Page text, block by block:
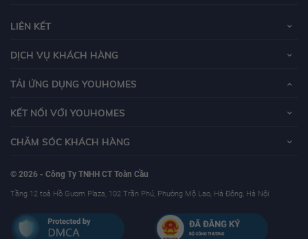
dựng, sản xuất đồ nội thất, phát triển chuỗi TTTM vui chơi giải trí, chuỗi văn
LIÊN KẾT
DỊCH VỤ KHÁCH HÀNG
TẢI ỨNG DỤNG YOUHOMES
KẾT NỐI VỚI YOUHOMES
CHĂM SÓC KHÁCH HÀNG
© 2026 - Công Ty TNHH CT Toàn Cầu
Tầng 12 toà Hồ Gươm Plaza, 102 Trần Phú, Phường Mộ Lao, Hà Đông, Hà Nội